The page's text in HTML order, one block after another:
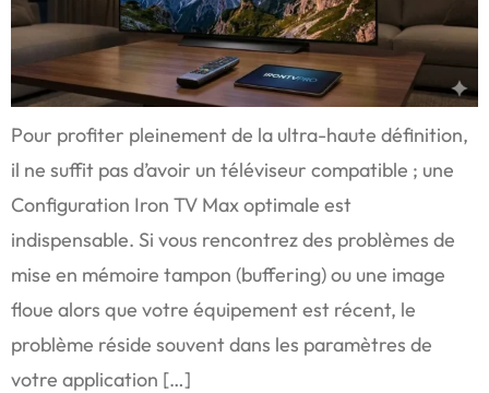
Pour profiter pleinement de la ultra-haute définition,
il ne suffit pas d’avoir un téléviseur compatible ; une
Configuration Iron TV Max optimale est
indispensable. Si vous rencontrez des problèmes de
mise en mémoire tampon (buffering) ou une image
floue alors que votre équipement est récent, le
problème réside souvent dans les paramètres de
votre application […]